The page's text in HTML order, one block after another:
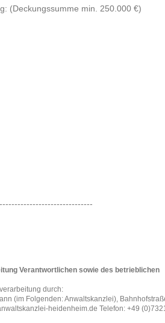
(Deckungssumme min. 250.000 €)
Verantwortlichen sowie des betrieblichen
durch:
(im Folgenden: Anwaltskanzlei),
heidenheim.de Telefon: +49